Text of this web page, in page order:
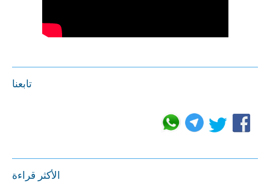
تابعنا
الأكثر قراءة